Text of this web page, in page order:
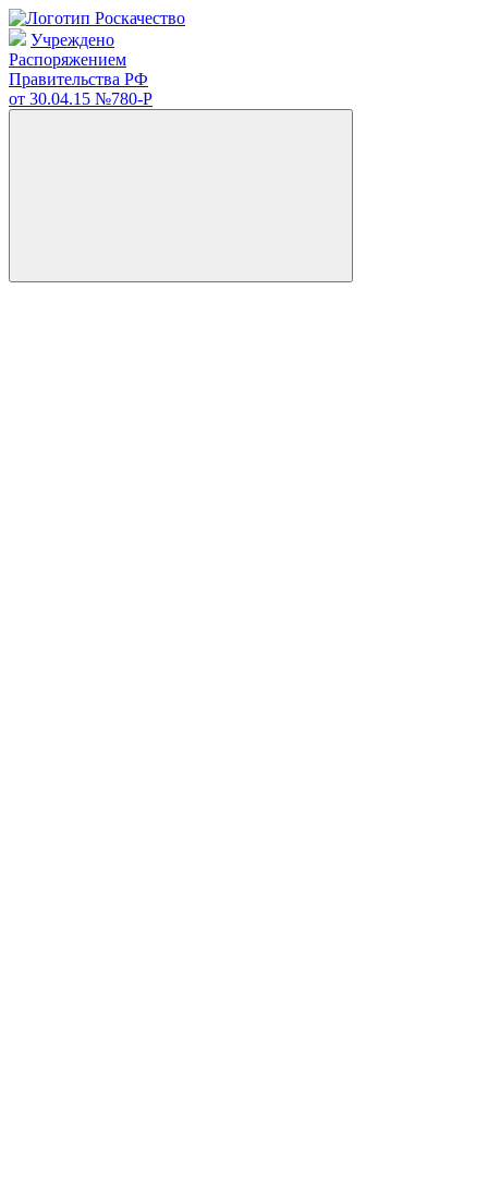
Учреждено
Распоряжением
Правительства РФ
от 30.04.15 №780-Р